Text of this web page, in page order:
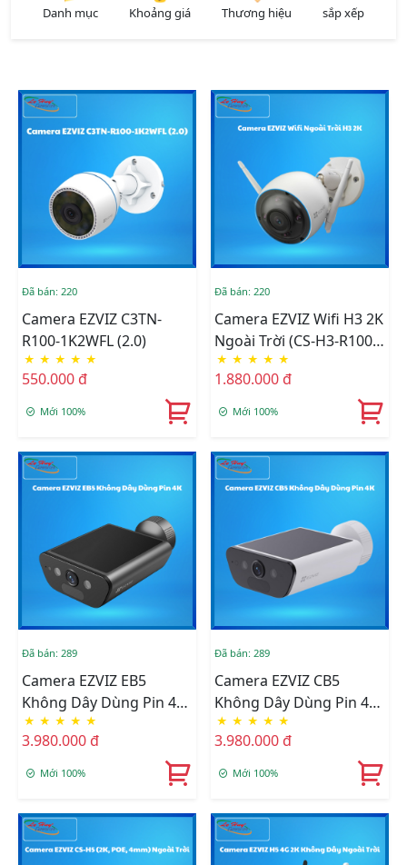
Danh mục
Khoảng giá
Thương hiệu
sắp xếp
Đã bán: 220
Camera EZVIZ C3TN-
R100-1K2WFL (2.0)
★ ★ ★ ★ ★
550.000 đ
Mới 100%
Đã bán: 220
Camera EZVIZ Wifi H3 2K
Ngoài Trời (CS-H3-R100-
1H3WKFL(2.8mm))
★ ★ ★ ★ ★
1.880.000 đ
Mới 100%
Đã bán: 289
Camera EZVIZ EB5
Không Dây Dùng Pin 4K
(CS-EB5-R100-2F8WFL)
★ ★ ★ ★ ★
3.980.000 đ
Mới 100%
Đã bán: 289
Camera EZVIZ CB5
Không Dây Dùng Pin 4K
(CS-CB5-R100-2F8WFL)
★ ★ ★ ★ ★
3.980.000 đ
Mới 100%